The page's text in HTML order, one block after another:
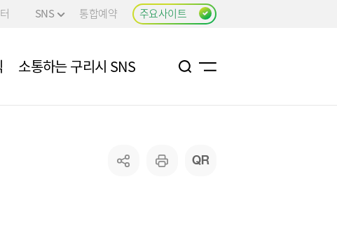
SNS 통합예약 주요사이트
소통하는 구리시 SNS